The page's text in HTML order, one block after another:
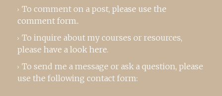
To comment on a post, please use the
comment form..
To inquire about my courses or resources,
please have a look here.
To send me a message or ask a question, please
use the following contact form: